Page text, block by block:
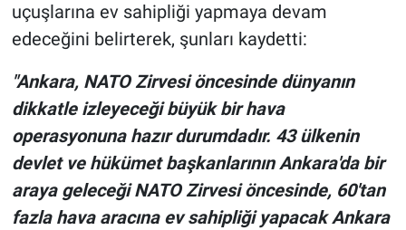
uçuşlarına ev sahipliği yapmaya devam
edeceğini belirterek, şunları kaydetti:
"Ankara, NATO Zirvesi öncesinde dünyanın
dikkatle izleyeceği büyük bir hava
operasyonuna hazır durumdadır. 43 ülkenin
devlet ve hükümet başkanlarının Ankara'da bir
araya geleceği NATO Zirvesi öncesinde, 60'tan
fazla hava aracına ev sahipliği yapacak Ankara